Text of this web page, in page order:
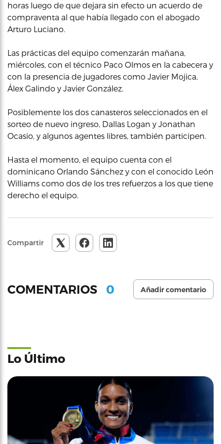
horas luego de que dejara sin efecto un acuerdo de
compraventa al que había llegado con el abogado
Arturo Luciano.
Las prácticas del equipo comenzarán mañana,
miércoles, con el técnico Paco Olmos en la cabecera y
con la presencia de jugadores como Javier Mojica,
Álex Galindo y Javier González.
Posiblemente los dos canasteros seleccionados en el
sorteo de nuevo ingreso, Dallas Logan y Jonathan
Ocasio, y algunos agentes libres, también participen.
Hasta el momento, el equipo cuenta con el
dominicano Orlando Sánchez y con el conocido León
Williams como dos de los tres refuerzos a los que tiene
derecho el equipo.
Compartir
COMENTARIOS 0 Añadir comentario
Lo Último